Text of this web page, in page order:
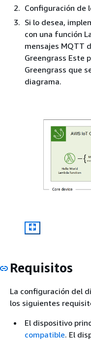
Configuración de
Si lo desea,
con una función
mensajes MQTT
Greengrass Este
Greengrass que
diagrama.
Requisitos
La configuración del
los siguientes
El dispositivo
compatible. El